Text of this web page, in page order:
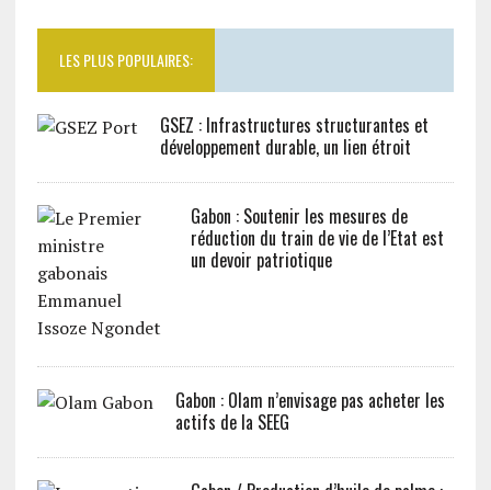
LES PLUS POPULAIRES:
GSEZ : Infrastructures structurantes et
développement durable, un lien étroit
Gabon : Soutenir les mesures de
réduction du train de vie de l’Etat est
un devoir patriotique
Gabon : Olam n’envisage pas acheter les
actifs de la SEEG